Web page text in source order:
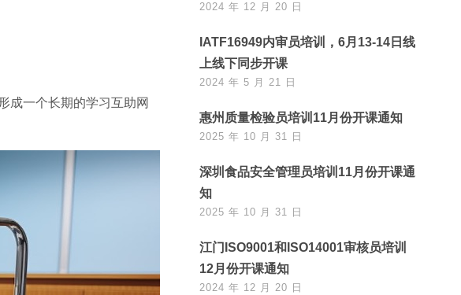
成一个长期的学习互助网
2024 年 12 月 20 日
IATF16949内审员培训，6月13-14日线
上线下同步开课
2024 年 5 月 21 日
惠州质量检验员培训11月份开课通知
2025 年 10 月 31 日
深圳食品安全管理员培训11月份开课通
知
2025 年 10 月 31 日
江门ISO9001和ISO14001审核员培训
12月份开课通知
2024 年 12 月 20 日